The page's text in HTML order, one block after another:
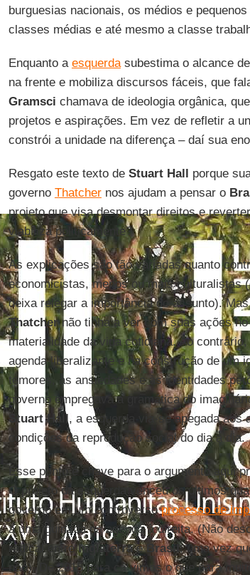
burguesias nacionais, os médios e
classes médias e até mesmo a classe
Enquanto a esquerdasubestima o alcance
na frente e mobiliza discursos fáceis, que
Gramsci chamava de ideologia orgânica,
projetos e aspirações. Em vez de refletir a
constrói a unidade na diferença – daí sua
Resgato este texto de Stuart Hall porque
governo Thatchernos ajudam a pensar o
projeto que visa desmontar direitos e
viabiliza politicamente?
As explicações são tão variadas quanto
economicistas, menos ou mais culturalistas
deixa relegar a importância do assunto).
Thatchernão tinha a ver com suas ações
materialidade da vida cotidiana. Ao
agenda liberalizante e na construção de um
temores, às ansiedades e às identidades
governo empregava a gramática do
Stuart Hall, a esquerda via-se apegada
condições da reprodução social do dia a dia.
Esse ponto é chave para o argumento aqui
O projeto da esquerda venceu os últimos
governo em um controversoprocesso de
a uma guinada na agenda à direita. (Não
radical entreInglaterraeBrasil, uma vez
não). De 2015 para cá vimos o que para